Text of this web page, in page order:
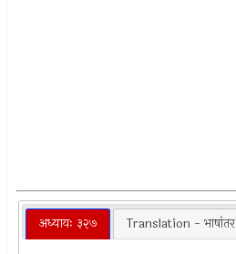
अध्यायः ३२७ Translation - भाषांतर